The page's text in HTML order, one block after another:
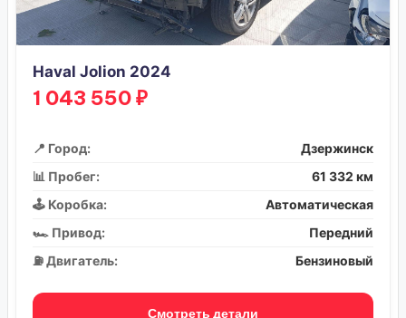
Haval Jolion 2024
1 043 550 ₽
📍 Город:
Дзержинск
📊 Пробег:
61 332 км
🕹️ Коробка:
Автоматическая
🏎️ Привод:
Передний
⛽ Двигатель:
Бензиновый
Смотреть детали